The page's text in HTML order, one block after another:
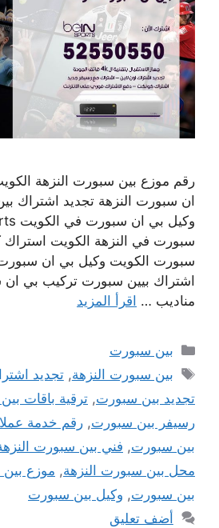
رقم موزع بين سبورت النزهة
ان سبورت النزهة تجديد اشتراك
سبورت في النزهة الكويت استراك
سبورت الكويت وكيل بي ان
اشتراك بيين سبورت تركيب بي ان
مناديب … اقرأ المزيد
التصنيفات
بين سبورت
الوسوم
بين سبورت النزهة,تجديد
تجديد بين سبورت, ترقية باقات
رسيفر بين سبورت, رقم خدمة
بين سبورت, فني بين سبورت
محل بين سبورت النزهة, موزع
بين سبورت, وكيل بين سبورت
أضف تعليق